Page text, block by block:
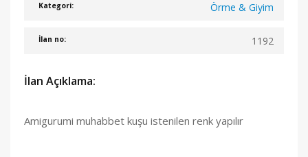
Kategori: Örme & Giyim
İlan no: 1192
İlan Açıklama:
Amigurumi muhabbet kuşu istenilen renk yapılır